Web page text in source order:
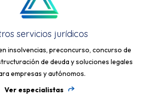
servicios jurídicos
insolvencias, preconcurso, concurso de
de deuda y soluciones legales
empresas y autónomos.
Ver especialistas